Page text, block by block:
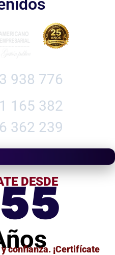
938 776
165 382
362 239
DESDE
confianza. ¡Certifícate